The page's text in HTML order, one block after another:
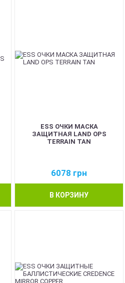
ESS ОЧКИ МАСКА
ЗАЩИТНАЯ LAND OPS
TERRAIN TAN
6078 грн
В КОРЗИНУ